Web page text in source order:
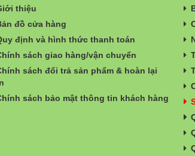
thiệu
đồ cửa hàng
định và hình thức thanh toán
sách giao hàng/vận chuyển
sách đổi trả sản phẩm & hoàn lại
sách bảo mật thông tin khách hàng